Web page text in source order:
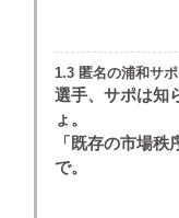
1.3 匿名の浦和サポ
選手、サポは知
ょ。
「既存の市場
で。